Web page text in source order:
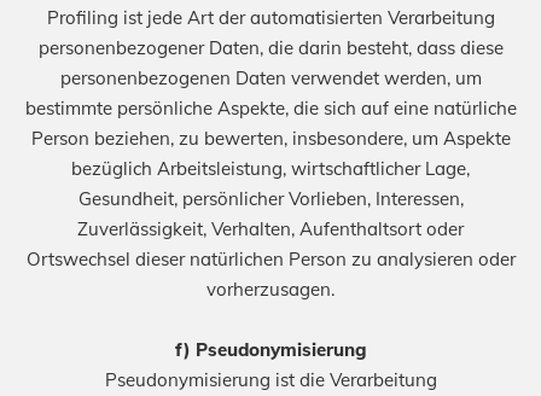
Profiling ist jede Art der automatisierten Verarbeitung
personenbezogener Daten, die darin besteht, dass diese
personenbezogenen Daten verwendet werden, um
bestimmte persönliche Aspekte, die sich auf eine natürliche
Person beziehen, zu bewerten, insbesondere, um Aspekte
bezüglich Arbeitsleistung, wirtschaftlicher Lage,
Gesundheit, persönlicher Vorlieben, Interessen,
Zuverlässigkeit, Verhalten, Aufenthaltsort oder
Ortswechsel dieser natürlichen Person zu analysieren oder
vorherzusagen.
f) Pseudonymisierung
Pseudonymisierung ist die Verarbeitung